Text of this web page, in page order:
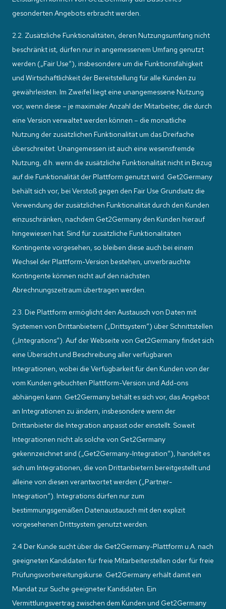
gesonderten Angebots erbracht werden.
2.2. Zusätzliche Funktionalitäten, deren Nutzungsumfang nicht
beschränkt ist, dürfen nur in angemessenem Umfang genutzt
werden („Fair Use“), insbesondere um die Funktionsfähigkeit
und Wirtschaftlichkeit der Bereitstellung für alle Kunden zu
gewährleisten. Im Zweifel liegt eine unangemessene Nutzung
vor, wenn diese – je maximaler Anzahl der Mitarbeiter, die durch
eine Version verwaltet werden können – die monatliche
Nutzung der zusätzlichen Funktionalität um das Dreifache
überschreitet. Unangemessen ist auch eine wesensfremde
Nutzung, d.h. wenn die zusätzliche Funktionalität nicht in Bezug
auf die Funktionalität der Plattform genutzt wird. Get2Germany
behält sich vor, bei Verstoß gegen den Fair Use Grundsatz die
Verwendung der zusätzlichen Funktionalität durch den Kunden
einzuschränken, nachdem Get2Germany den Kunden hierauf
hingewiesen hat. Sind für zusätzliche Funktionalitäten
Kontingente vorgesehen, so bleiben diese auch bei einem
Wechsel der Plattform-Version bestehen, unverbrauchte
Kontingente können nicht auf den nächsten
Abrechnungszeitraum übertragen werden.
2.3. Die Plattform ermöglicht den Austausch von Daten mit
Systemen von Drittanbietern („Drittsystem“) über Schnittstellen
(„Integrations“). Auf der Webseite von Get2Germany findet sich
eine Übersicht und Beschreibung aller verfügbaren
Integrationen, wobei die Verfügbarkeit für den Kunden von der
vom Kunden gebuchten Plattform-Version und Add-ons
abhängen kann. Get2Germany behält es sich vor, das Angebot
an Integrationen zu ändern, insbesondere wenn der
Drittanbieter die Integration anpasst oder einstellt. Soweit
Integrationen nicht als solche von Get2Germany
gekennzeichnet sind („Get2Germany-Integration“), handelt es
sich um Integrationen, die von Drittanbietern bereitgestellt und
alleine von diesen verantwortet werden („Partner-
Integration“). Integrations dürfen nur zum
bestimmungsgemäßen Datenaustausch mit den explizit
vorgesehenen Drittsystem genutzt werden.
2.4 Der Kunde sucht über die Get2Germany-Plattform u.A. nach
geeigneten Kandidaten für freie Mitarbeiterstellen oder für freie
Prüfungsvorbereitungskurse. Get2Germany erhält damit ein
Mandat zur Suche geeigneter Kandidaten. Ein
Vermittlungsvertrag zwischen dem Kunden und Get2Germany